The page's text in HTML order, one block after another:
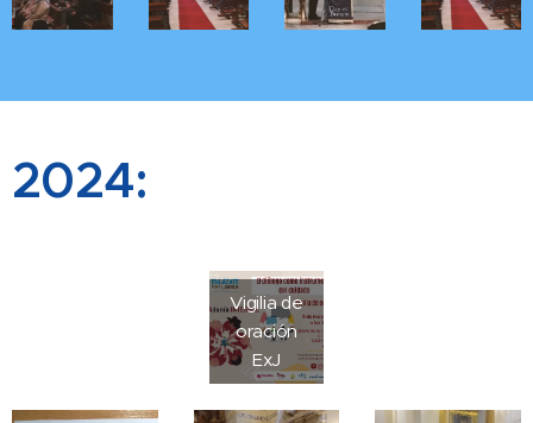
2024:
Vigilia de
oración
ExJ